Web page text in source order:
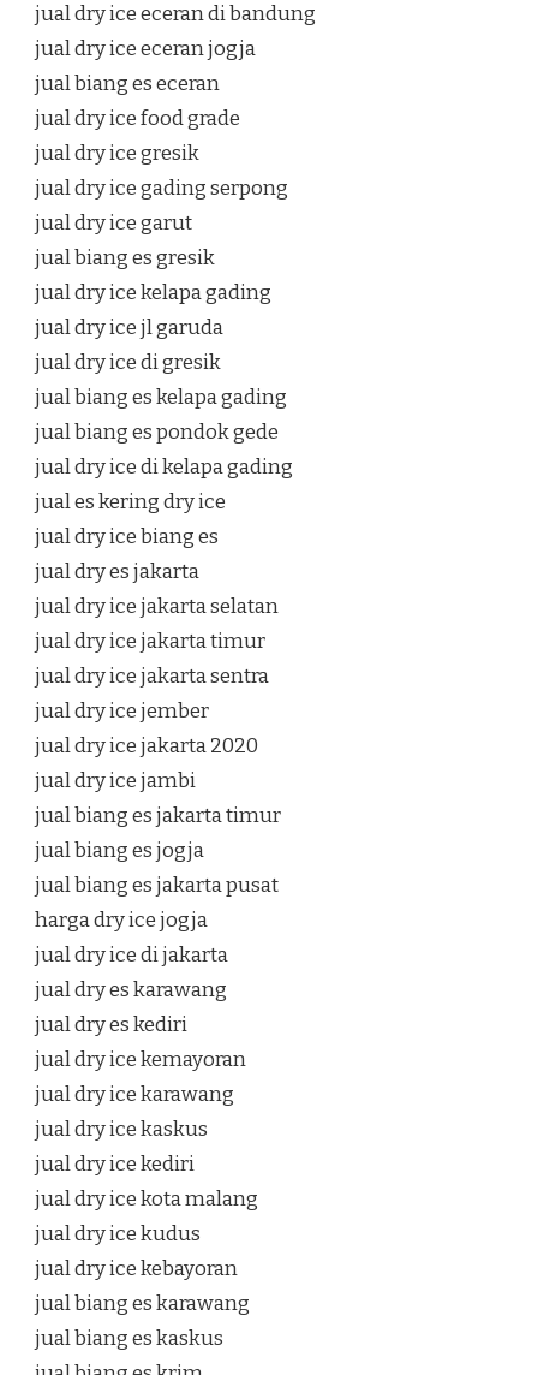
jual dry ice eceran di bandung
jual dry ice eceran jogja
jual biang es eceran
jual dry ice food grade
jual dry ice gresik
jual dry ice gading serpong
jual dry ice garut
jual biang es gresik
jual dry ice kelapa gading
jual dry ice jl garuda
jual dry ice di gresik
jual biang es kelapa gading
jual biang es pondok gede
jual dry ice di kelapa gading
jual es kering dry ice
jual dry ice biang es
jual dry es jakarta
jual dry ice jakarta selatan
jual dry ice jakarta timur
jual dry ice jakarta sentra
jual dry ice jember
jual dry ice jakarta 2020
jual dry ice jambi
jual biang es jakarta timur
jual biang es jogja
jual biang es jakarta pusat
harga dry ice jogja
jual dry ice di jakarta
jual dry es karawang
jual dry es kediri
jual dry ice kemayoran
jual dry ice karawang
jual dry ice kaskus
jual dry ice kediri
jual dry ice kota malang
jual dry ice kudus
jual dry ice kebayoran
jual biang es karawang
jual biang es kaskus